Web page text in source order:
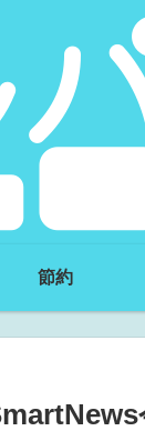
節約